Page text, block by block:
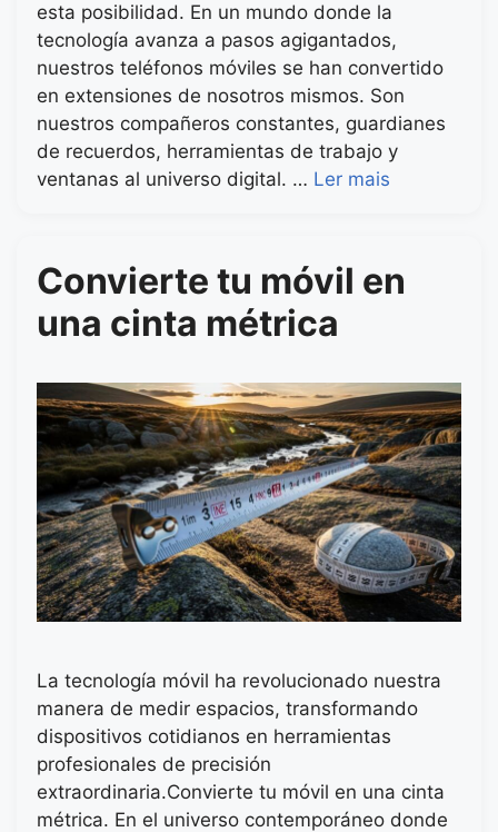
esta posibilidad. En un mundo donde la
tecnología avanza a pasos agigantados,
nuestros teléfonos móviles se han convertido
en extensiones de nosotros mismos. Son
nuestros compañeros constantes, guardianes
de recuerdos, herramientas de trabajo y
ventanas al universo digital. … Ler mais
Convierte tu móvil en
una cinta métrica
La tecnología móvil ha revolucionado nuestra
manera de medir espacios, transformando
dispositivos cotidianos en herramientas
profesionales de precisión
extraordinaria.Convierte tu móvil en una cinta
métrica. En el universo contemporáneo donde